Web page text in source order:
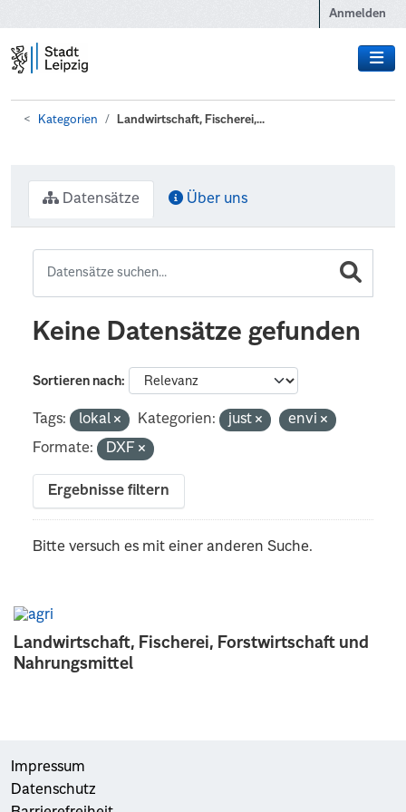
Anmelden
Kategorien Landwirtschaft, Fischerei,...
Landwirtschaft, Fischerei, Forstwirtschaft und
Nahrungsmittel
Datensätze Über uns
Keine Datensätze gefunden
Sortieren nach
Tags: lokal Kategorien: just
envi
Formate:
DXF
Ergebnisse filtern
Bitte versuch es mit einer anderen Suche.
Impressum
Datenschutz